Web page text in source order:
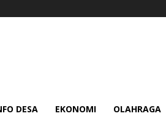
DESA EKONOMI OLAHRAGA